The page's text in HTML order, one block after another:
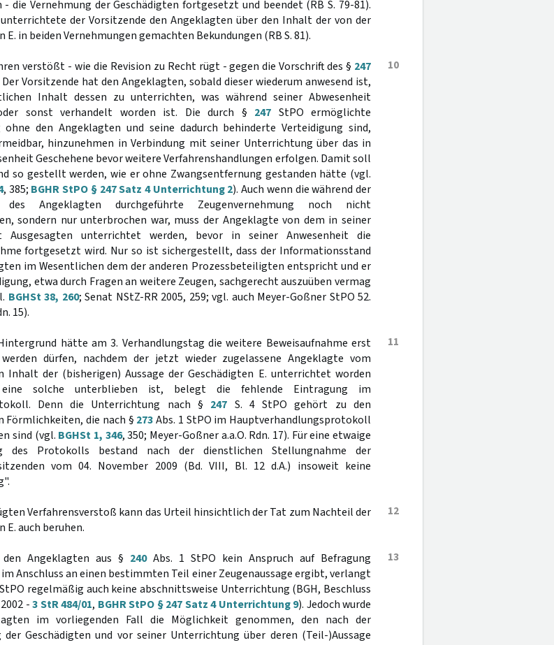
die Vernehmung der Geschädigten fortgesetzt und beendet (RB S. 79-81).
der Vorsitzende den Angeklagten über den Inhalt der von der
E. in beiden Vernehmungen gemachten Bekundungen (RB S. 81).
10
verstößt - wie die Revision zu Recht rügt - gegen die Vorschrift des § 247
Der Vorsitzende hat den Angeklagten, sobald dieser wiederum anwesend ist,
Inhalt dessen zu unterrichten, was während seiner Abwesenheit
sonst verhandelt worden ist. Die durch § 247 StPO ermöglichte
ohne den Angeklagten und seine dadurch behinderte Verteidigung sind,
hinzunehmen in Verbindung mit seiner Unterrichtung über das in
Geschehene bevor weitere Verfahrenshandlungen erfolgen. Damit soll
so gestellt werden, wie er ohne Zwangsentfernung gestanden hätte (vgl.
, 385; BGHR StPO § 247 Satz 4 Unterrichtung 2). Auch wenn die während der
des Angeklagten durchgeführte Zeugenvernehmung noch nicht
sondern nur unterbrochen war, muss der Angeklagte von dem in seiner
Ausgesagten unterrichtet werden, bevor in seiner Anwesenheit die
fortgesetzt wird. Nur so ist sichergestellt, dass der Informationsstand
im Wesentlichen dem der anderen Prozessbeteiligten entspricht und er
etwa durch Fragen an weitere Zeugen, sachgerecht auszuüben vermag
BGHSt 38, 260; Senat NStZ-RR 2005, 259; vgl. auch Meyer-Goßner StPO 52.
15).
11
hätte am 3. Verhandlungstag die weitere Beweisaufnahme erst
dürfen, nachdem der jetzt wieder zugelassene Angeklagte vom
Inhalt der (bisherigen) Aussage der Geschädigten E. unterrichtet worden
solche unterblieben ist, belegt die fehlende Eintragung im
Denn die Unterrichtung nach § 247 S. 4 StPO gehört zu den
Förmlichkeiten, die nach § 273Abs. 1 StPO im Hauptverhandlungsprotokoll
sind (vgl. BGHSt 1, 346, 350; Meyer-Goßner a.a.O. Rdn. 17). Für eine etwaige
des Protokolls bestand nach der dienstlichen Stellungnahme der
vom 04. November 2009 (Bd. VIII, Bl. 12 d.A.) insoweit keine
12
Verfahrensverstoß kann das Urteil hinsichtlich der Tat zum Nachteil der
E. auch beruhen.
13
Angeklagten aus § 240Abs. 1 StPO kein Anspruch auf Befragung
Anschluss an einen bestimmten Teil einer Zeugenaussage ergibt, verlangt
regelmäßig auch keine abschnittsweise Unterrichtung (BGH, Beschluss
-3 StR 484/01, BGHR StPO § 247 Satz 4 Unterrichtung 9). Jedoch wurde
im vorliegenden Fall die Möglichkeit genommen, den nach der
der Geschädigten und vor seiner Unterrichtung über deren (Teil-)Aussage